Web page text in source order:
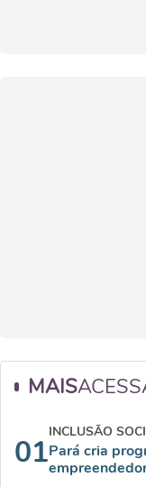
MAIS
01
INCLUSÃO
Pará cria